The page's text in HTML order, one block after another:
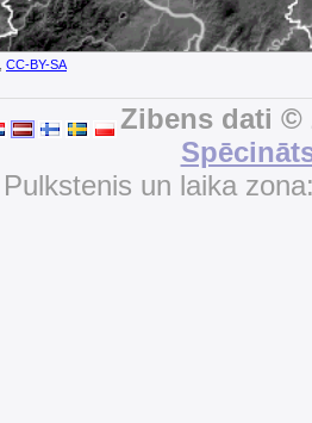
CC-BY-SA
Zibens dati ©
Pulkstenis un laika